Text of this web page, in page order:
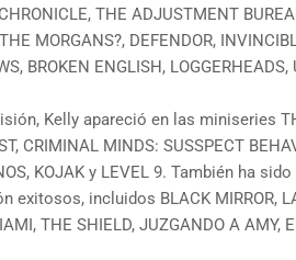
THE ADJUSTMENT
MORGANS?, DEFENDOR,
BROKEN ENGLISH,
Kelly apareció en las miniseries
CRIMINAL MINDS: SUSSPECT
KOJAK y LEVEL 9. También ha
exitosos, incluidos BLACK MIRROR,
THE SHIELD, JUZGANDO A AMY,